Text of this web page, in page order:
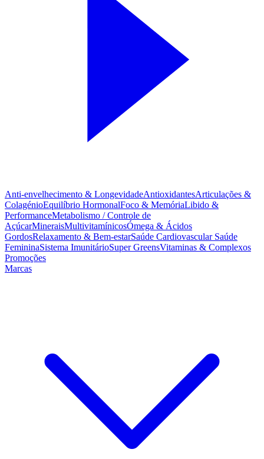
Anti-envelhecimento & LongevidadeAntioxidantesArticulações &
ColagénioEquilíbrio HormonalFoco & MemóriaLibido &
PerformanceMetabolismo / Controle de
AçúcarMineraisMultivitamínicosÓmega & Ácidos
GordosRelaxamento & Bem-estarSaúde Cardiovascular Saúde
FemininaSistema ImunitárioSuper GreensVitaminas & Complexos
Promoções
Marcas